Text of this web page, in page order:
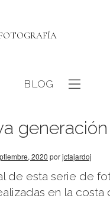
BLOG
generación
2020 porjcfajardoj
de esta serie de
en la costa